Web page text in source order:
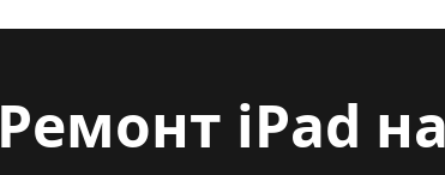
Ремонт iPad на